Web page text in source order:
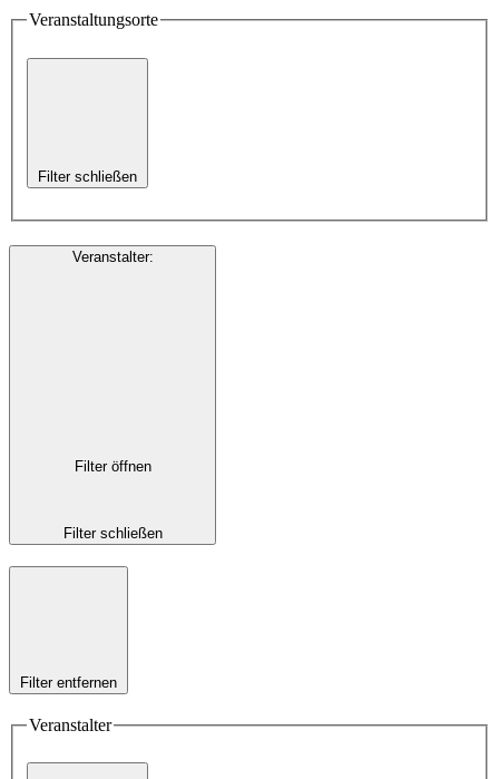
Veranstaltungsorte
Filter schließen
Veranstalter:
Filter öffnen
Filter schließen
Filter entfernen
Veranstalter